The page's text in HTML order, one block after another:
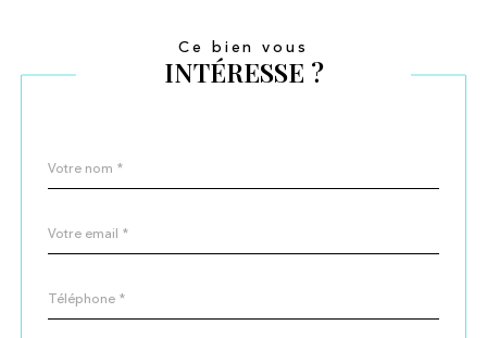
Ce bien vous
INTÉRESSE ?
par
*
*
*